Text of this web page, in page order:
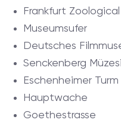
Frankfurt
Museumsufer
Deutsches
Senckenberg
Eschenheimer Turm
Hauptwache
Goethestrasse